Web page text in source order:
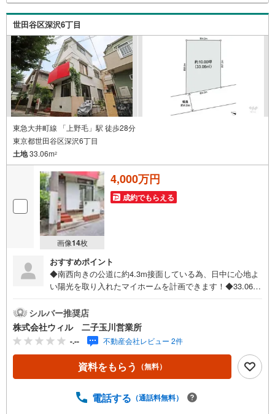
場合は「室内・現地を見学する（無料）」ボタンよりご希
望の日時をご記入いただけますとスムーズにご案内が可能
です。【ウィル不動産販売はここが強み】（1）住宅ローン
に精通しており、社内にローン専門部署があります！（2）
施工実績多数のリフォーム部門も社内にあります！（3）定
休日なし！
世田谷区深沢6丁目
東急大井町線 「上野毛」駅 徒歩28分
東京都世田谷区深沢6丁目
土地33.06m2
画像14枚
4,000万円
成約でもらえる
おすすめポイント
◆南西向きの公道に約4.3m接面している為、日中に心地よ
い陽光を取り入れたマイホームを計画できます！◆33.06平
おり、延床面積を有効に使った間取りの検討が可能！◆現
在は古家がありますが更地渡しでの取引も相談可能です！
◆都市ガスや上下水道の配管が整備されており、引き込み
にかかる手間を軽減します！◆周囲に高い建物のない第二
種低層住居専用地域の為、建物の高さを気にせず落ち着い
た毎日を送れます。◆東急田園都市線「桜新町」駅まで徒
10:00～19:00】上記時間はお電話が繋がりやすくなってお
シルバー推奨店
株式会社ウィル 二子玉川営業所
-.-- 不動産会社レビュー 2件
資料をもらう （無料）
電話する （通話料無料）